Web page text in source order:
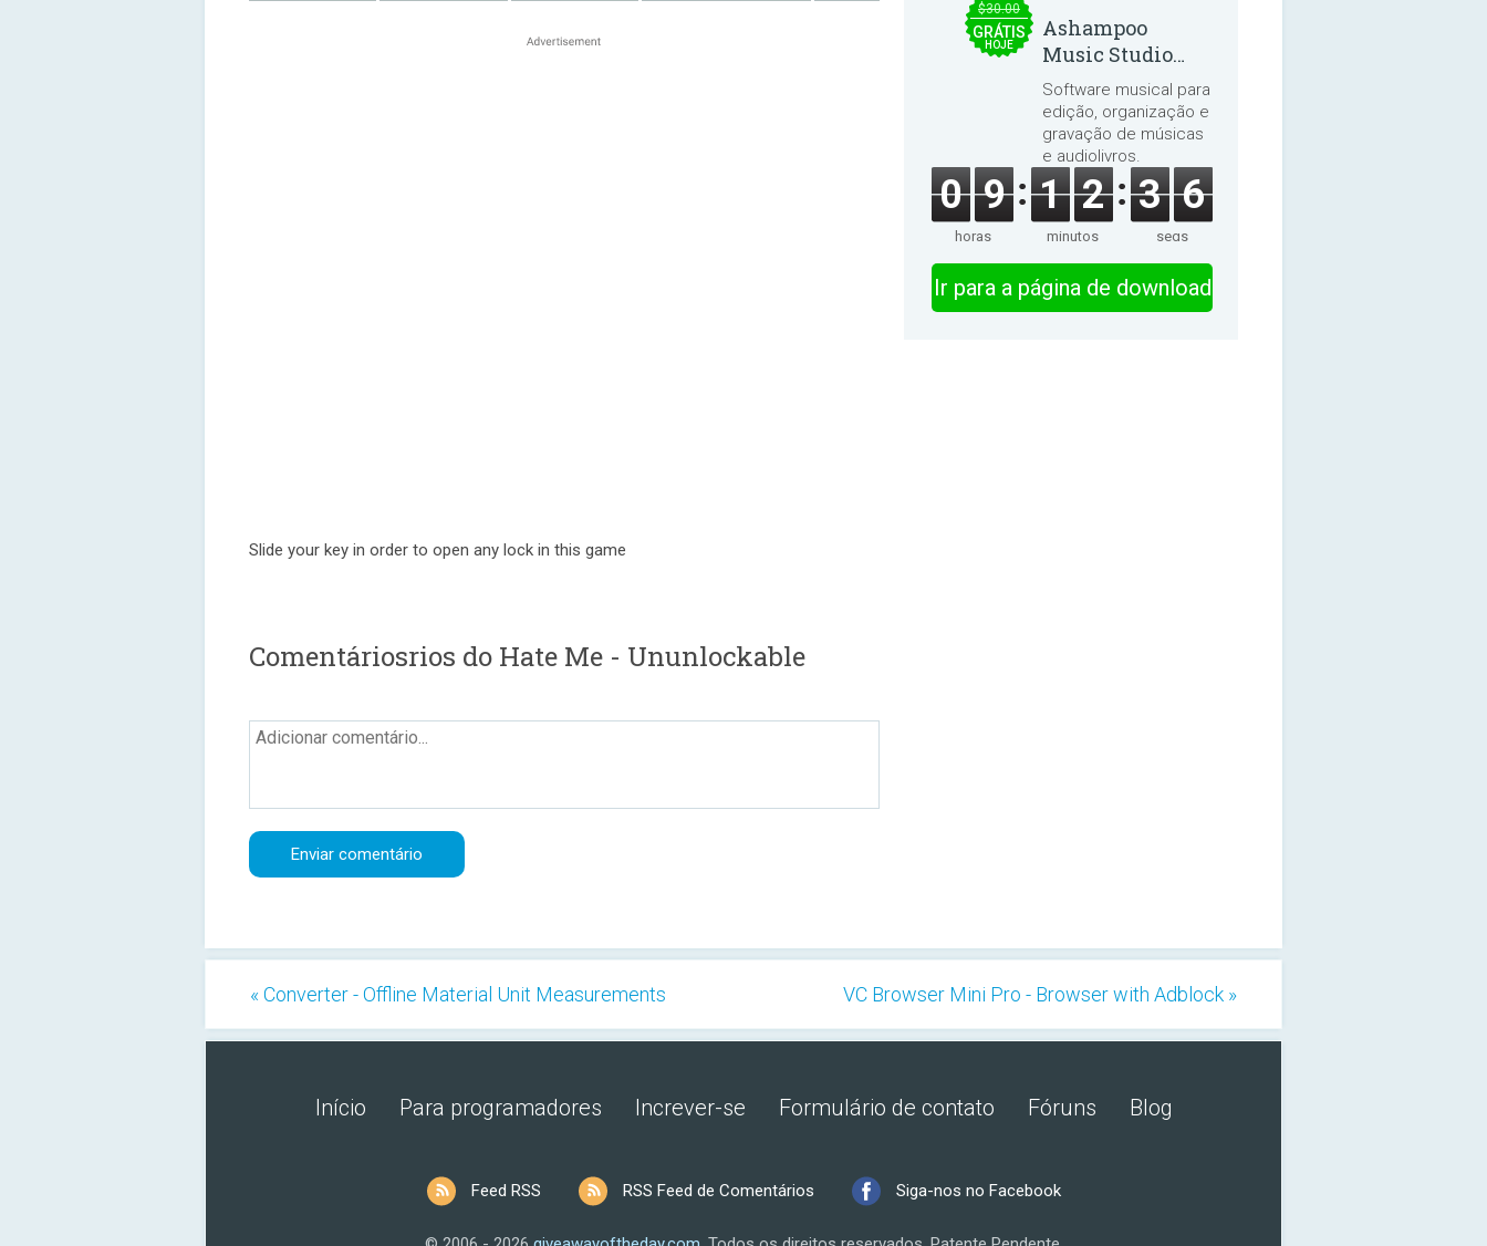
Slide your key in order to open any lock in this game
Comentáriosrios do Hate Me - Ununlockable
$30.00
GRÁTIS
HOJE
Ashampoo
Music Studio
2025
Software musical para
edição, organização e
gravação de músicas
e audiolivros.
0 9
horas
1 2
minutos
3 5
segs
Ir para a página de download
« Converter - Offline Material Unit Measurements VC Browser Mini Pro - Browser with Adblock »
Início Para programadores Increver-se Formulário de contato Fóruns Blog
Feed RSS RSS Feed de Comentários Siga-nos no Facebook